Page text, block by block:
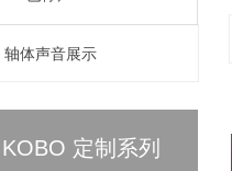
KOBO 定制系列
轴体声音展示